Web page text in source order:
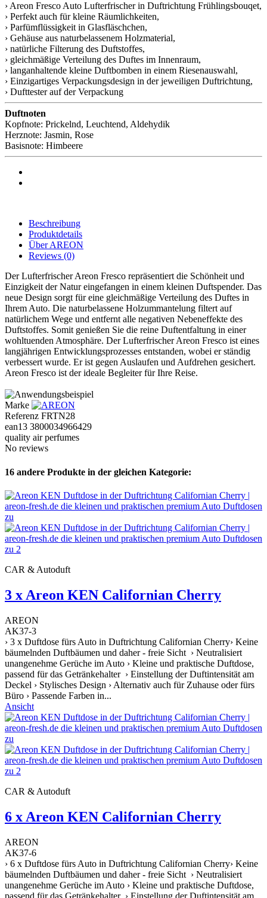
› Areon Fresco Auto Lufterfrischer in Duftrichtung Frühlingsbouqet,
› Perfekt auch für kleine Räumlichkeiten,
› Parfümflüssigkeit in Glasfläschchen,
› Gehäuse aus naturbelassenem Holzmaterial,
› natürliche Filterung des Duftstoffes,
› gleichmäßige Verteilung des Duftes im Innenraum,
› langanhaltende kleine Duftbomben in einem Riesenauswahl,
› Einzigartiges Verpackungsdesign in der jeweiligen Duftrichtung,
› Dufttester auf der Verpackung
Duftnoten
Kopfnote: Prickelnd, Leuchtend, Aldehydik
Herznote: Jasmin, Rose
Basisnote: Himbeere
Beschreibung
Produktdetails
Über AREON
Reviews (0)
Der Lufterfrischer Areon Fresco repräsentiert die Schönheit und
Einzigkeit der Natur eingefangen in einem kleinen Duftspender. Das
neue Design sorgt für eine gleichmäßige Verteilung des Duftes in
Ihrem Auto. Die naturbelassene Holzummantelung filtert auf
natürlichem Wege und entfernt alle negativen Nebeneffekte des
Duftstoffes. Somit genießen Sie die reine Duftentfaltung in einer
wohltuenden Atmosphäre. Der Lufterfrischer Areon Fresco ist eines
langjährigen Entwicklungsprozesses entstanden, wobei er ständig
verbessert wurde. Er ist gegen Auslaufen und Aufdrehen gesichert.
Areon Fresco ist der ideale Begleiter für Ihre Reise.
Marke
Referenz FRTN28
ean13 3800034966429
quality air perfumes
No reviews
16 andere Produkte in der gleichen Kategorie:
CAR & Autoduft
3 x Areon KEN Californian Cherry
AREON
AK37-3
› 3 x Duftdose fürs Auto in Duftrichtung Californian Cherry› Keine
bäumelnden Duftbäumen und daher - freie Sicht › Neutralisiert
unangenehme Gerüche im Auto › Kleine und praktische Duftdose,
passend für das Getränkehalter › Einstellung der Duftintensität am
Deckel › Stylisches Design › Alternativ auch für Zuhause oder fürs
Büro › Passende Farben in...
Ansicht
CAR & Autoduft
6 x Areon KEN Californian Cherry
AREON
AK37-6
› 6 x Duftdose fürs Auto in Duftrichtung Californian Cherry› Keine
bäumelnden Duftbäumen und daher - freie Sicht › Neutralisiert
unangenehme Gerüche im Auto › Kleine und praktische Duftdose,
passend für das Getränkehalter › Einstellung der Duftintensität am